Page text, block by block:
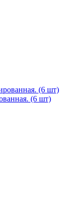
(6 шт)